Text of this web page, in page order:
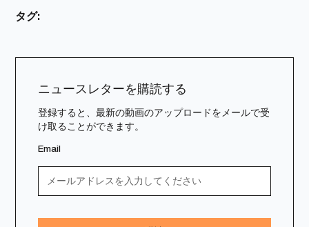
タグ:
ニュースレターを購読する
登録すると、最新の動画のアップロードをメールで受
け取ることができます。
Email